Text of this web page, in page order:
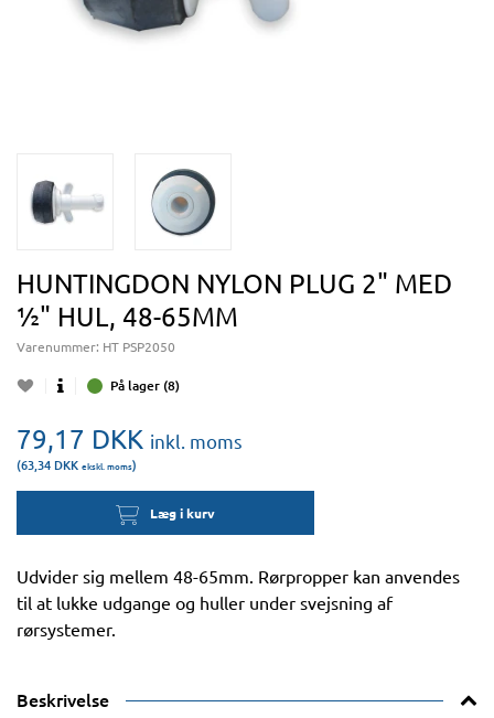
HUNTINGDON NYLON PLUG 2" MED
½" HUL, 48-65MM
Varenummer: HT PSP2050
På lager (8)
79,17 DKK inkl. moms
(63,34 DKK ekskl. moms)
Læg i kurv
Udvider sig mellem 48-65mm. Rørpropper kan anvendes
til at lukke udgange og huller under svejsning af
rørsystemer.
Beskrivelse